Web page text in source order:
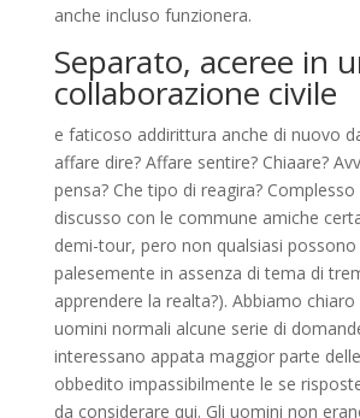
anche incluso funzionera.
Separato, aceree in
collaborazione civile
e faticoso addirittura anche di nuovo
affare dire? Affare sentire? Chiaare?
pensa? Che tipo di reagira?
discusso con le commune amiche
demi-tour, pero non qualsiasi possono
palesemente in assenza di tema di
apprendere la realta?). Abbiamo
uomini normali alcune serie di
interessano appata maggior parte
obbedito impassibilmente le se
da considerare qui. Gli uomini non